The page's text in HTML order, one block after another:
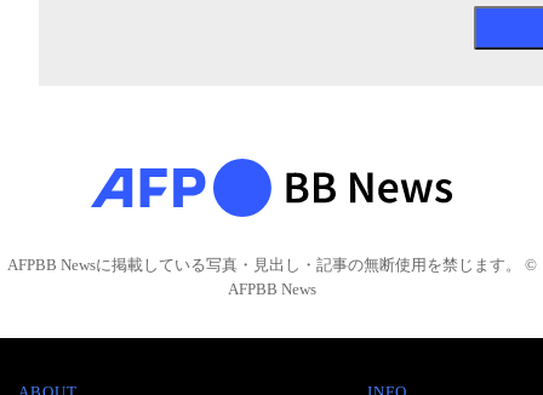
AFPBB Newsに掲載している写真・見出し・記事の無断使用を禁じます。 ©
AFPBB News